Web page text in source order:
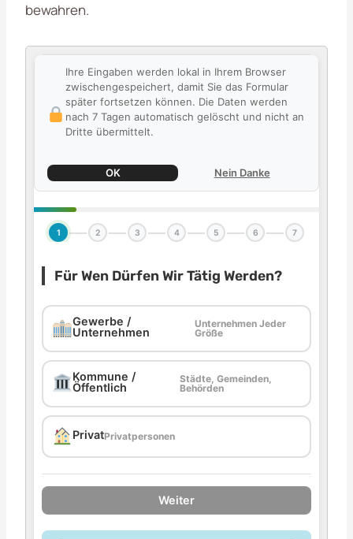
bewahren.
Ihre Eingaben werden lokal in Ihrem Browser
zwischengespeichert, damit Sie das Formular
später fortsetzen können. Die Daten werden
nach 7 Tagen automatisch gelöscht und nicht an
Dritte übermittelt.
OK Nein Danke
1 2 3 4 5 6 7
Für Wen Dürfen Wir Tätig Werden?
Gewerbe /
Unternehmen
Unternehmen Jeder
Größe
Kommune /
Öffentlich
Städte, Gemeinden,
Behörden
PrivatPrivatpersonen
Weiter